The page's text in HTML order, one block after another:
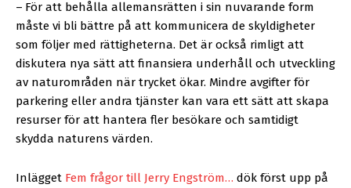
– För att behålla allemansrätten i sin nuvarande form
måste vi bli bättre på att kommunicera de skyldigheter
som följer med rättigheterna. Det är också rimligt att
diskutera nya sätt att finansiera underhåll och utveckling
av naturområden när trycket ökar. Mindre avgifter för
parkering eller andra tjänster kan vara ett sätt att skapa
resurser för att hantera fler besökare och samtidigt
skydda naturens värden.
Inlägget Fem frågor till Jerry Engström… dök först upp på